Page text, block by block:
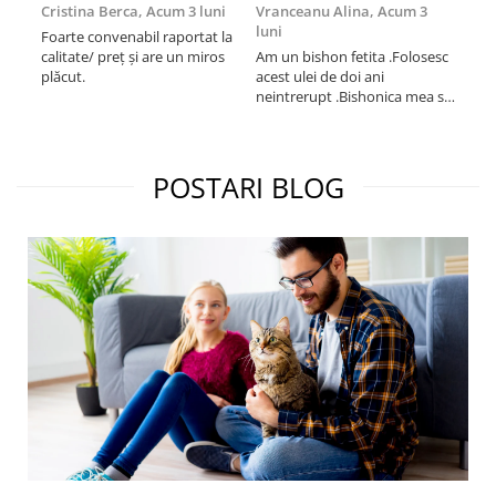
Cristina Berca, Acum 3 luni
Foarte convenabil raportat la
calitate/ preț și are un miros
plăcut.
Vranceanu Alina, Acum 3
luni
Am un bishon fetita .Folosesc
acest ulei de doi ani
neintrerupt .Bishonica mea se
treia comanda recomand cu
mult drag !
POSTARI BLOG